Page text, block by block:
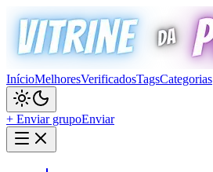
InícioMelhoresVerificadosTagsCategorias
+ Enviar grupoEnviar